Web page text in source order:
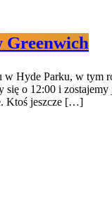
Greenwich
w Hyde Parku, w tym
o 12:00 i
Ktoś jeszcze […]